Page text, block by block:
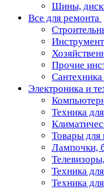
Шины,
Все для ремонта
Прочие
Сантехника
Электроника и
Техника
Товары для
Лампочки,
Техника
Техника